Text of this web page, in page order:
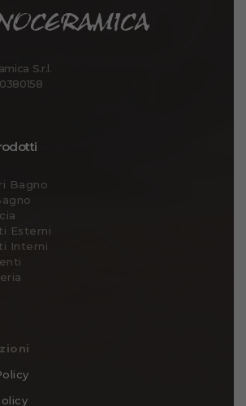
S.r.l.
Bagno
Esterni
Interni